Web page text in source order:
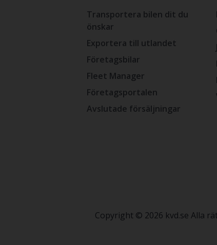
Transportera bilen dit du
önskar
Exportera till utlandet
Företagsbilar
Fleet Manager
Företagsportalen
Avslutade försäljningar
Copyright © 2026 kvd.se Alla